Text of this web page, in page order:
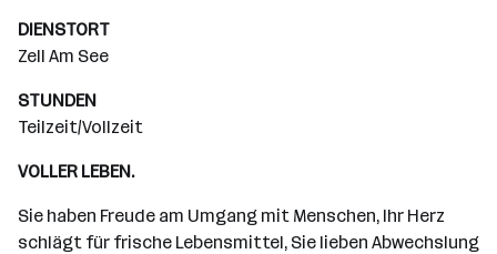
DIENSTORT
Zell Am See
STUNDEN
Teilzeit/Vollzeit
VOLLER LEBEN.
Sie haben Freude am Umgang mit Menschen, Ihr Herz
schlägt für frische Lebensmittel, Sie lieben Abwechslung